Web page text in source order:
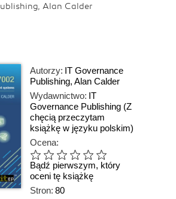
Alan Calder
Autorzy: IT Governance
Publishing, Alan Calder
Wydawnictwo: IT
Governance Publishing (Z
chęcią przeczytam
książkę w języku polskim)
Ocena:
Bądź pierwszym, który
oceni tę książkę
Stron: 80